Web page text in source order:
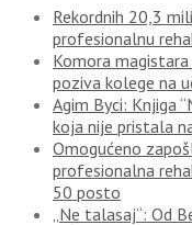
Rekordnih 20,3
profesionalnu
Komora
poziva kolege na
Agim Byci: Knjiga
koja nije pristala
Omogućeno
profesionalna
50 posto
„Ne talasaj“: Od